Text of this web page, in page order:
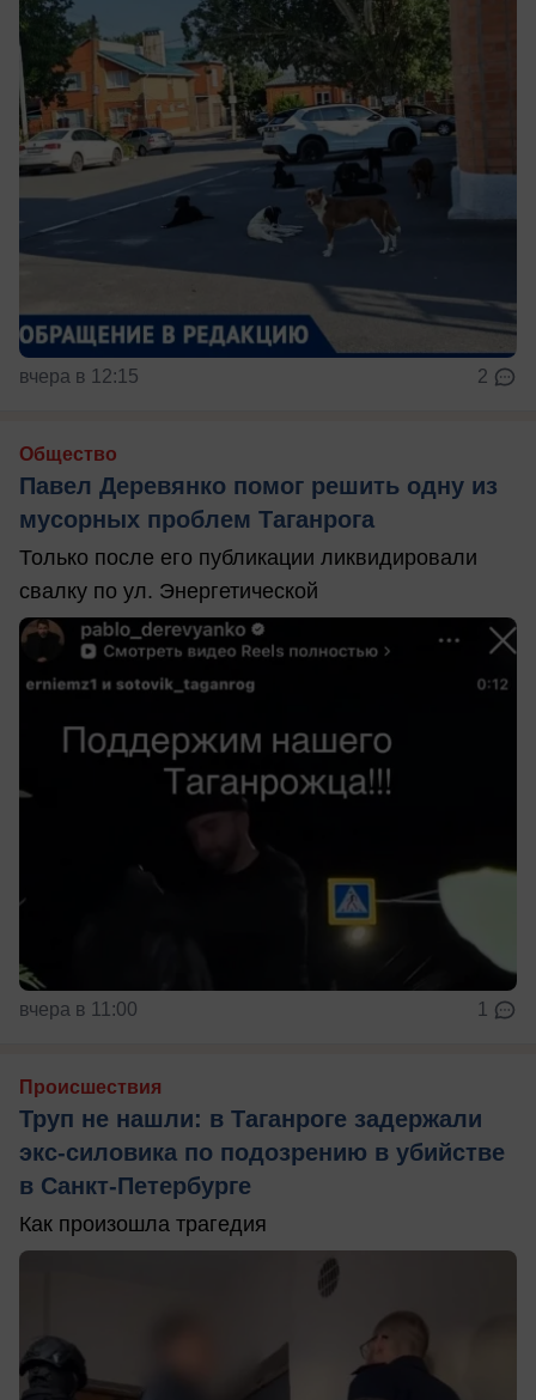
вчера в 12:15 2
Общество
Павел Деревянко помог решить одну из
мусорных проблем Таганрога
Только после его публикации ликвидировали
свалку по ул. Энергетической
вчера в 11:00 1
Происшествия
Труп не нашли: в Таганроге задержали
экс-силовика по подозрению в убийстве
в Санкт-Петербурге
Как произошла трагедия